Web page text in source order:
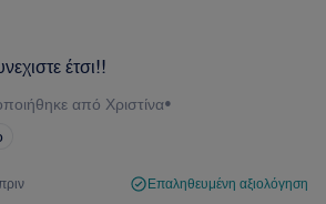
έτσι!!
από Χριστίνα•
Επαληθευμένη αξιολόγηση